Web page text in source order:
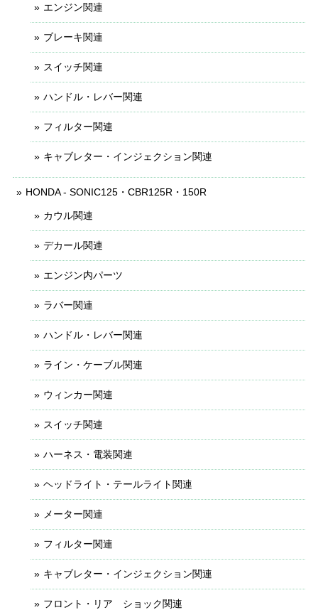
エンジン関連
ブレーキ関連
スイッチ関連
ハンドル・レバー関連
フィルター関連
キャブレター・インジェクション関連
HONDA - SONIC125・CBR125R・150R
カウル関連
デカール関連
エンジン内パーツ
ラバー関連
ハンドル・レバー関連
ライン・ケーブル関連
ウィンカー関連
スイッチ関連
ハーネス・電装関連
ヘッドライト・テールライト関連
メーター関連
フィルター関連
キャブレター・インジェクション関連
フロント・リア ショック関連